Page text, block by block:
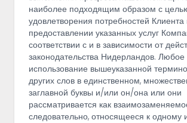
наиболее подходящим образом с
удовлетворения потребностей Клиента
предоставлении указанных услуг
соответствии с и в зависимости от
законодательства Нидерландов. Любое
использование вышеуказанной
других слов в единственном,
заглавной буквы и/или он/она или они
рассматривается как
следовательно, относящееся к одному